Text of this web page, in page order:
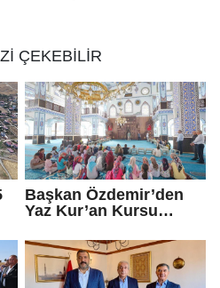
ÇEKEBİLİR
Başkan Özdemir’den
Yaz Kur’an Kursu